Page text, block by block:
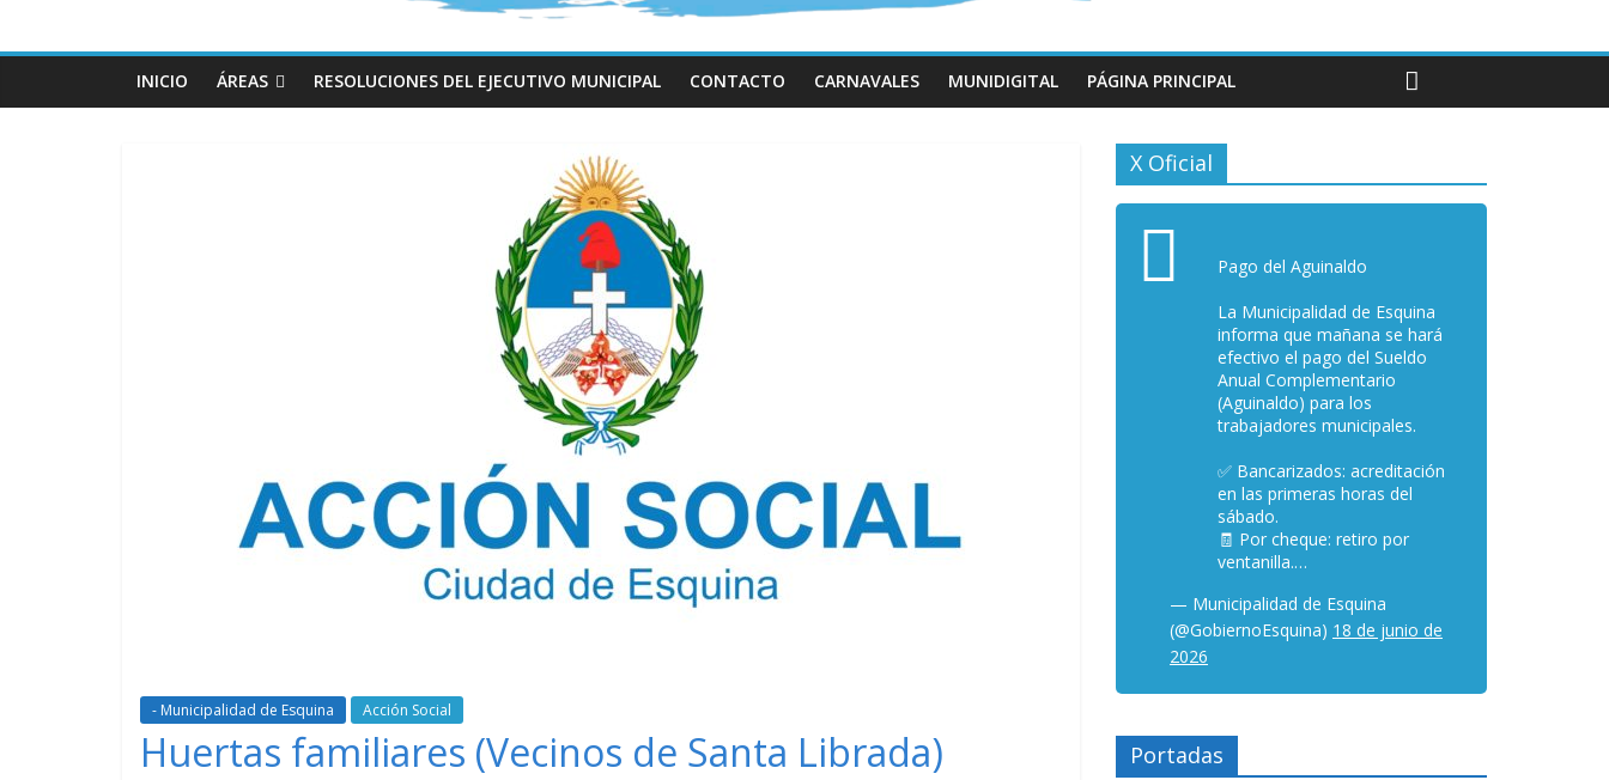
INICIO ÁREAS RESOLUCIONES DEL EJECUTIVO MUNICIPAL CONTACTO CARNAVALES MUNIDIGITAL PÁGINA PRINCIPAL
- Municipalidad de Esquina Acción Social
Huertas familiares (Vecinos de Santa Librada)
X Oficial
Pago del Aguinaldo
La Municipalidad de Esquina
informa que mañana se hará
efectivo el pago del Sueldo
Anual Complementario
(Aguinaldo) para los
trabajadores municipales.
✅ Bancarizados: acreditación
en las primeras horas del
sábado.
🧾 Por cheque: retiro por
ventanilla.…
— Municipalidad de Esquina
(@GobiernoEsquina) 18 de junio de
2026
Portadas